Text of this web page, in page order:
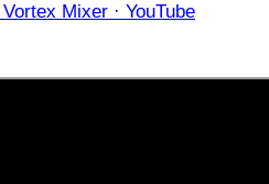
Mixer · YouTube